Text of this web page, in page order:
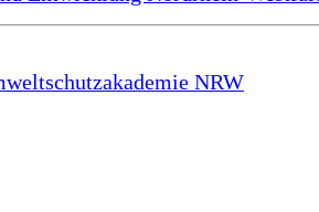
NRW